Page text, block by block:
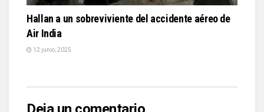
Hallan a un sobreviviente del accidente aéreo de
Air India
12 junio, 2025